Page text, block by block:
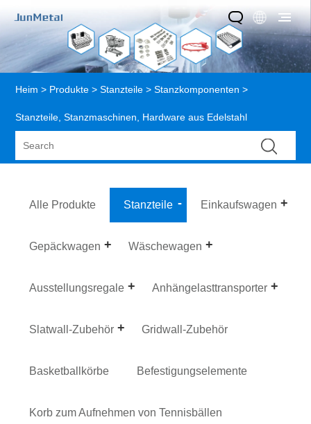
Heim > Produkte >Stanzteile >Stanzkomponenten >
Stanzteile, Stanzmaschinen, Hardware aus Edelstahl
Alle Produkte Stanzteile Einkaufswagen
Gepäckwagen Wäschewagen
Ausstellungsregale Anhängelasttransporter
Slatwall-Zubehör Gridwall-Zubehör
Basketballkörbe Befestigungselemente
Korb zum Aufnehmen von Tennisbällen